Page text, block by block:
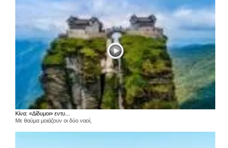
Κίνα: «Δίδυμοι» εντυ...
Με θαύμα μοιάζουν οι δύο ναοί,